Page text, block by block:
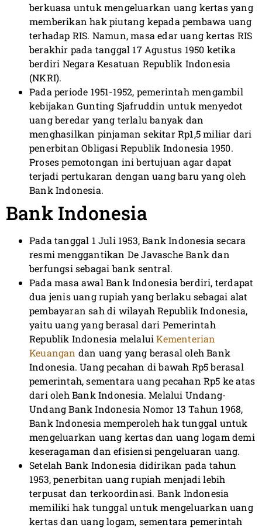
berkuasa untuk mengeluarkan uang kertas yang
memberikan hak piutang kepada pembawa uang
terhadap RIS. Namun, masa edar uang kertas RIS
berakhir pada tanggal 17 Agustus 1950 ketika
berdiri Negara Kesatuan Republik Indonesia
(NKRI).
Pada periode 1951-1952, pemerintah mengambil
kebijakan Gunting Sjafruddin untuk menyedot
uang beredar yang terlalu banyak dan
menghasilkan pinjaman sekitar Rp1,5 miliar dari
penerbitan Obligasi Republik Indonesia 1950.
Proses pemotongan ini bertujuan agar dapat
terjadi pertukaran dengan uang baru yang oleh
Bank Indonesia.
Bank Indonesia
Pada tanggal 1 Juli 1953, Bank Indonesia secara
resmi menggantikan De Javasche Bank dan
berfungsi sebagai bank sentral.
Pada masa awal Bank Indonesia berdiri, terdapat
dua jenis uang rupiah yang berlaku sebagai alat
pembayaran sah di wilayah Republik Indonesia,
yaitu uang yang berasal dari Pemerintah
Republik Indonesia melaluiKementerian
Keuangan dan uang yang berasal oleh Bank
Indonesia. Uang pecahan di bawah Rp5 berasal
pemerintah, sementara uang pecahan Rp5 ke atas
dari oleh Bank Indonesia. Melalui Undang-
Undang Bank Indonesia Nomor 13 Tahun 1968,
Bank Indonesia memperoleh hak tunggal untuk
mengeluarkan uang kertas dan uang logam demi
keseragaman dan efisiensi pengeluaran uang.
Setelah Bank Indonesia didirikan pada tahun
1953, penerbitan uang rupiah menjadi lebih
terpusat dan terkoordinasi. Bank Indonesia
memiliki hak tunggal untuk mengeluarkan uang
kertas dan uang logam, sementara pemerintah